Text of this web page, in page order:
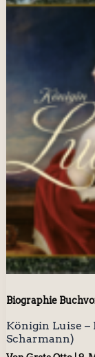
Biographie
Königin Luise –
Scharmann)